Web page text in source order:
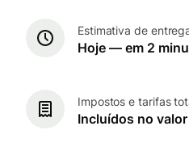
Estimativa de
Hoje — em 2
Impostos e tarifas
Incluídos no valor